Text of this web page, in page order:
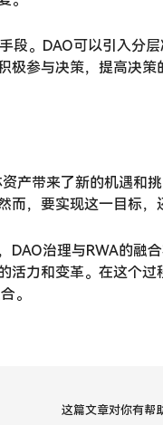
段。DAO可以引入分
极参与决策，提高决
产带来了新的机遇和
，要实现这一目标
DAO治理与RWA的融
活力和变革。在这个
。
这篇文章对你有帮